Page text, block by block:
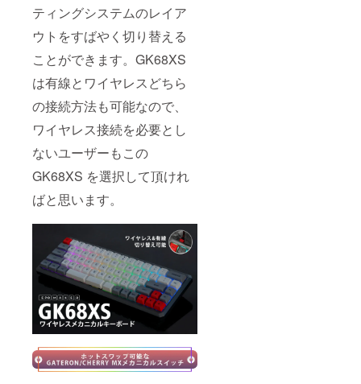
ティングシステムのレイア
ウトをすばやく切り替える
ことができます。GK68XS
は有線とワイヤレスどちら
の接続方法も可能なので、
ワイヤレス接続を必要とし
ないユーザーもこの
GK68XS を選択して頂けれ
ばと思います。